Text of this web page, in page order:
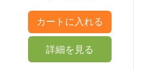
詳細を見る